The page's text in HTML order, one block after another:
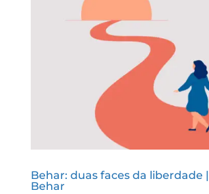
Behar: duas faces da liberdade
Behar